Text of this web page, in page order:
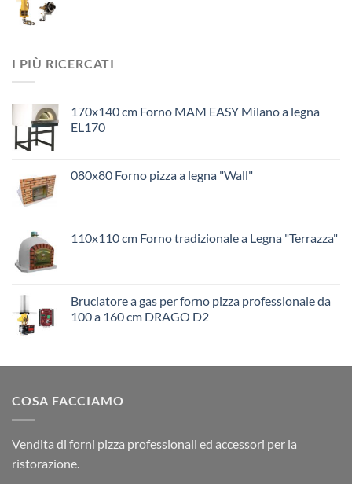
I PIÙ RICERCATI
170x140 cm Forno MAM EASY Milano a legna
EL170
080x80 Forno pizza a legna "Wall"
110x110 cm Forno tradizionale a Legna "Terrazza"
Bruciatore a gas per forno pizza professionale da
100 a 160 cm DRAGO D2
COSA FACCIAMO
Vendita di forni pizza professionali ed accessori per la
ristorazione.